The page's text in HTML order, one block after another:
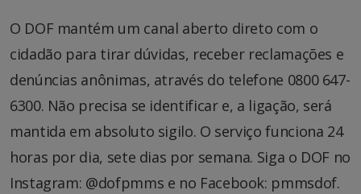
O DOF mantém um canal aberto direto com o
cidadão para tirar dúvidas, receber reclamações e
denúncias anônimas, através do telefone 0800 647-
6300. Não precisa se identificar e, a ligação, será
mantida em absoluto sigilo. O serviço funciona 24
horas por dia, sete dias por semana. Siga o DOF no
Instagram: @dofpmms e no Facebook: pmmsdof.